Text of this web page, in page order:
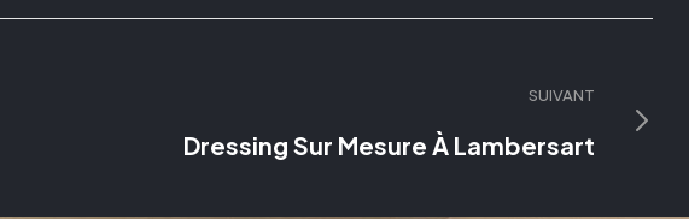
SUIVANT
Dressing Sur Mesure À Lambersart